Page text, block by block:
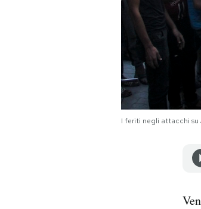
AREA PERSONALE
I feriti negli attacchi su